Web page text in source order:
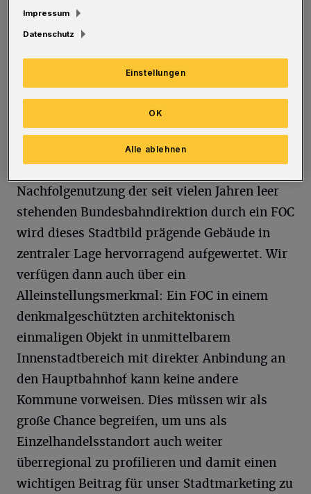
D amit kann in der ehemaligen
meldet die Verwaltung.
"Ich freue mich, dass jetzt mit der
Baugenehmigung ein wichtiger Meilenstein
für die Realisierung des FOC erreicht ist", so
Nachfolgenutzung der seit vielen Jahren leer
stehenden Bundesbahndirektion durch ein FOC
wird dieses Stadtbild prägende Gebäude in
zentraler Lage hervorragend aufgewertet. Wir
verfügen dann auch über ein
Alleinstellungsmerkmal: Ein FOC in einem
denkmalgeschützten architektonisch
einmaligen Objekt in unmittelbarem
Innenstadtbereich mit direkter Anbindung an
den Hauptbahnhof kann keine andere
Kommune vorweisen. Dies müssen wir als
große Chance begreifen, um uns als
Einzelhandelsstandort auch weiter
überregional zu profilieren und damit einen
wichtigen Beitrag für unser Stadtmarketing zu
Impressum
Datenschutz
Einstellungen
Alle ablehnen
OK